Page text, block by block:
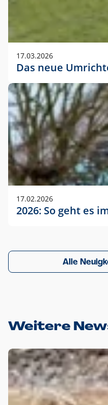
17.03.2026
Das neue
17.02.2026
2026: So geht es
Alle
Weitere